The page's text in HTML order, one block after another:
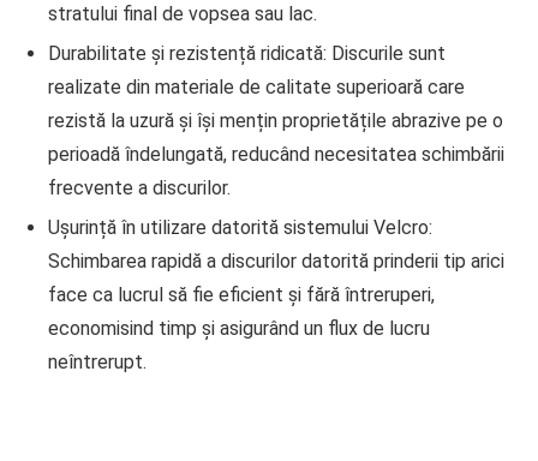
stratului final de vopsea sau lac.
Durabilitate și rezistență ridicată: Discurile sunt
realizate din materiale de calitate superioară care
rezistă la uzură și își mențin proprietățile abrazive pe o
perioadă îndelungată, reducând necesitatea schimbării
frecvente a discurilor.
Ușurință în utilizare datorită sistemului Velcro:
Schimbarea rapidă a discurilor datorită prinderii tip arici
face ca lucrul să fie eficient și fără întreruperi,
economisind timp și asigurând un flux de lucru
neîntrerupt.